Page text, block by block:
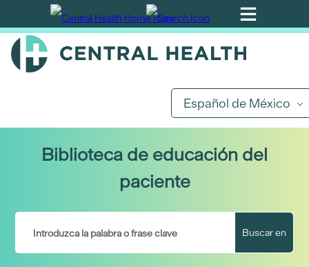
Ir
al
contenido
Español de México
Biblioteca de educación del
paciente
Buscar en